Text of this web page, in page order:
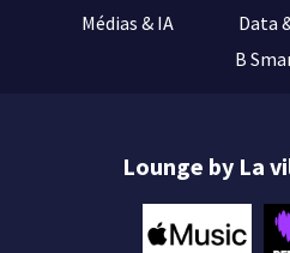
Médias & IA
Data
B
Lounge by La